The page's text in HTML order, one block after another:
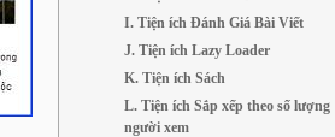
I. Tiện ích Đánh Giá Bài Viết
J. Tiện ích Lazy Loader
K. Tiện ích Sách
L. Tiện ích Sắp xếp theo số lượng
người xem